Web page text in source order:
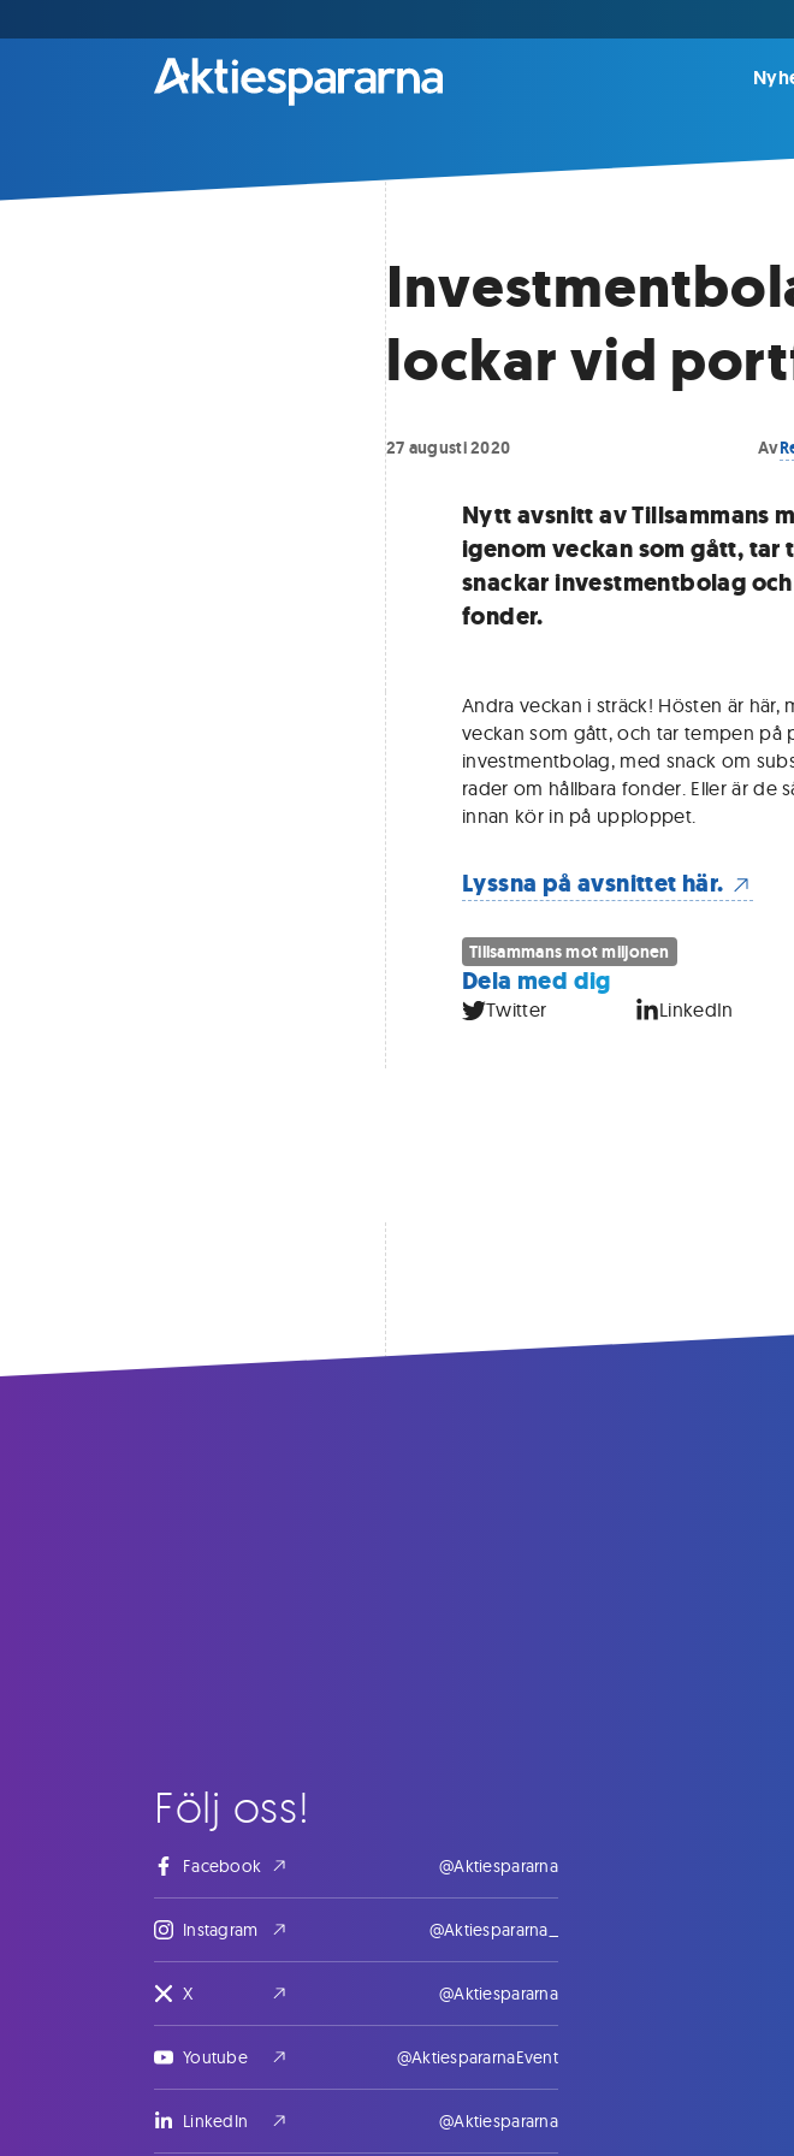
lockar vid
27 augusti 2020 Av
Nytt avsnitt av Tillsammans
igenom veckan som gått,
snackar investmentbolag
fonder.
Andra veckan i sträck! Hösten är
veckan som gått, och tar tempen på
investmentbolag, med snack om
rader om hållbara fonder. Eller är de
innan kör in på upploppet.
Lyssna på avsnittet här.
Tillsammans mot miljonen
Dela med dig
Twitter LinkedIn
Följ oss!
Facebook @Aktiespararna
Instagram @Aktiespararna_
X @Aktiespararna
Youtube @AktiespararnaEvent
LinkedIn @Aktiespararna